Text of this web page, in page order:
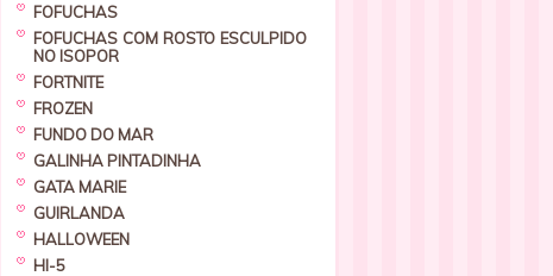
FOFUCHAS
FOFUCHAS COM ROSTO ESCULPIDO
NO ISOPOR
FORTNITE
FROZEN
FUNDO DO MAR
GALINHA PINTADINHA
GATA MARIE
GUIRLANDA
HALLOWEEN
HI-5